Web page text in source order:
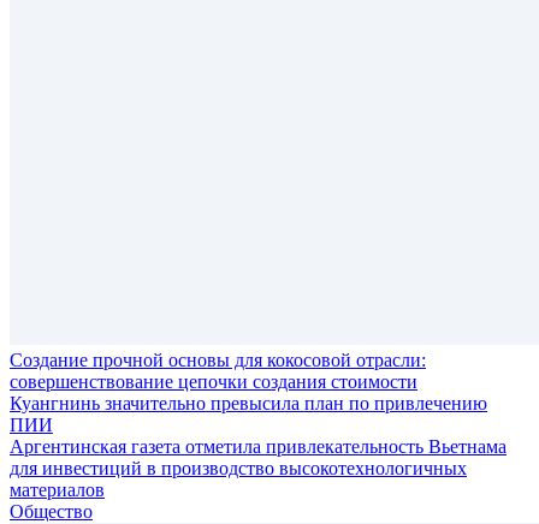
Создание прочной основы для кокосовой отрасли:
совершенствование цепочки создания стоимости
Куангнинь значительно превысила план по привлечению
ПИИ
Аргентинская газета отметила привлекательность Вьетнама
для инвестиций в производство высокотехнологичных
материалов
Общество